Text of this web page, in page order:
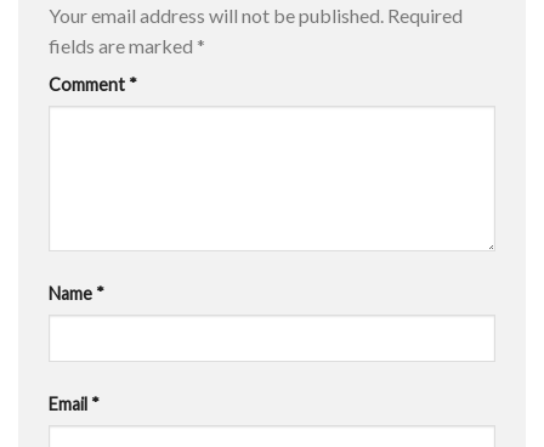
Your email address will not be published. Required
fields are marked *
Comment *
Name *
Email *